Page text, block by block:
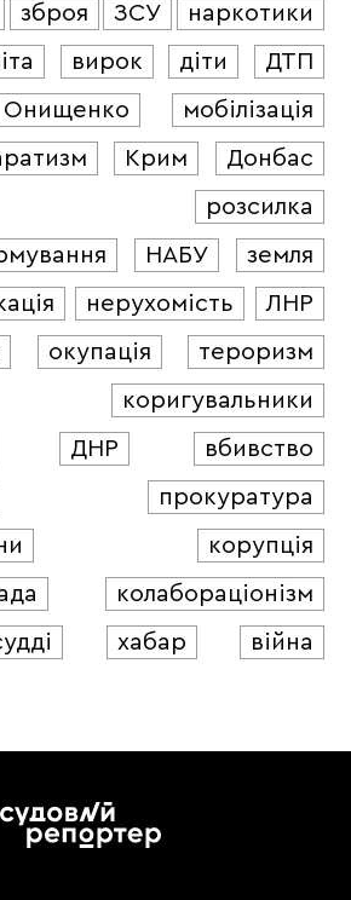
зброя ЗСУ
наркотики
вирок діти
ДТП
Онищенко
мобілізація
Крим
Донбас
розсилка
НАБУ
земля
нерухомість
ЛНР
окупація
тероризм
коригувальники
ДНР
вбивство
прокуратура
корупція
колабораціонізм
хабар війна